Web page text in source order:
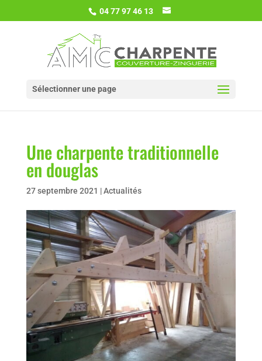
04 77 97 46 13
Sélectionner une page
Une charpente traditionnelle
en douglas
27 septembre 2021 |Actualités